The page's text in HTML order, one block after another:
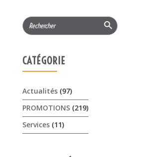
Search
for:
Search Button
CATÉGORIE
Actualités(97)
PROMOTIONS(219)
Services(11)